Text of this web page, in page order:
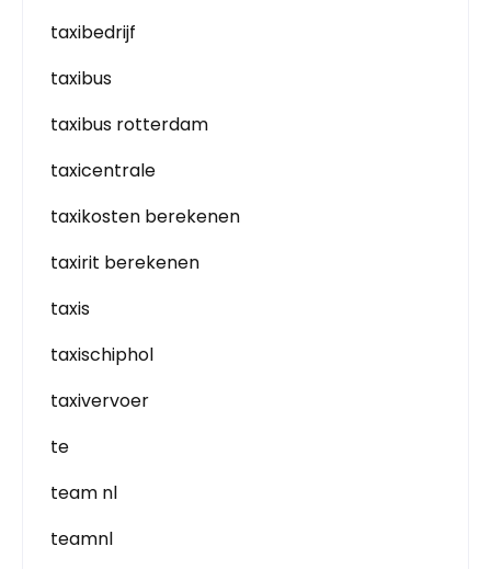
taxibedrijf
taxibus
taxibus rotterdam
taxicentrale
taxikosten berekenen
taxirit berekenen
taxis
taxischiphol
taxivervoer
te
team nl
teamnl